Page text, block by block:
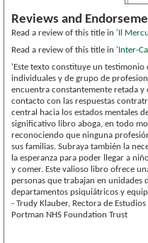
Reviews and
Read a review of this title in 'Il
Read a review of this title in 'Inter-
'Este texto constituye un testimonio
individuales y de grupo de
encuentra constantemente retada
contacto con las respuestas
central hacia los estados mentales
significativo libro aboga, en todo
reconociendo que ninguna
sus familias. Subraya también la
la esperanza para poder llegar a
y comer. Este valioso libro ofrece
personas que trabajan en unidades
departamentos psiquiátricos y
- Trudy Klauber, Rectora de
Portman NHS Foundation Trust